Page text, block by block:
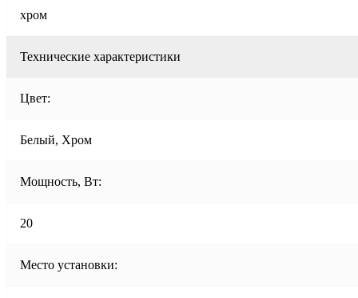
хром
Технические характеристики
Цвет:
Белый, Хром
Мощность, Вт:
20
Место установки: